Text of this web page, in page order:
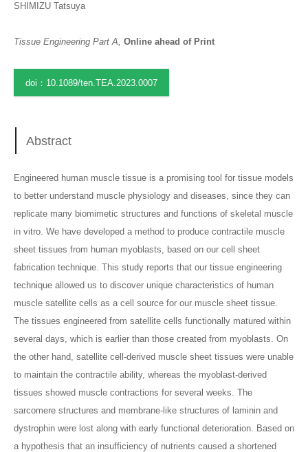
SHIMIZU Tatsuya
Tissue Engineering Part A, Online ahead of Print
doi：10.1089/ten.TEA.2023.0007
Abstract
Engineered human muscle tissue is a promising tool for tissue models
to better understand muscle physiology and diseases, since they can
replicate many biomimetic structures and functions of skeletal muscle
in vitro. We have developed a method to produce contractile muscle
sheet tissues from human myoblasts, based on our cell sheet
fabrication technique. This study reports that our tissue engineering
technique allowed us to discover unique characteristics of human
muscle satellite cells as a cell source for our muscle sheet tissue.
The tissues engineered from satellite cells functionally matured within
several days, which is earlier than those created from myoblasts. On
the other hand, satellite cell-derived muscle sheet tissues were unable
to maintain the contractile ability, whereas the myoblast-derived
tissues showed muscle contractions for several weeks. The
sarcomere structures and membrane-like structures of laminin and
dystrophin were lost along with early functional deterioration. Based on
a hypothesis that an insufficiency of nutrients caused a shortened